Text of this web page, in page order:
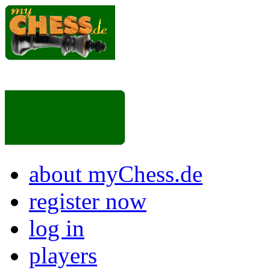
about myChess.de
register now
log in
players